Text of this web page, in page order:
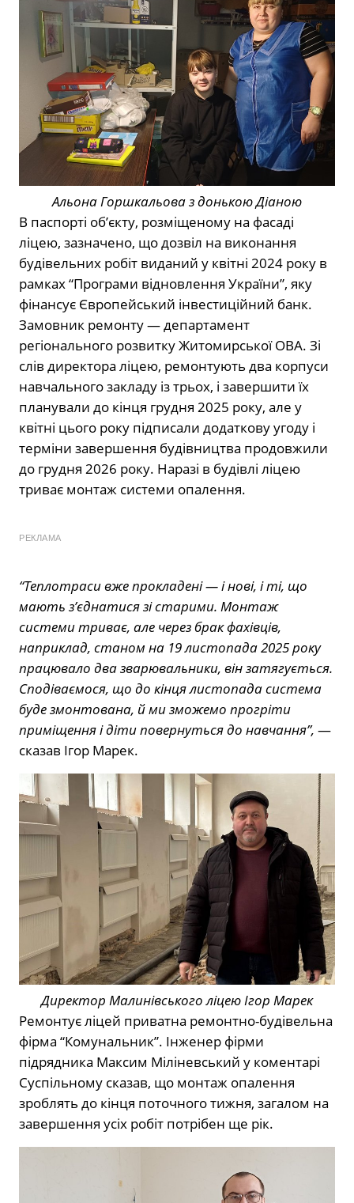
Альона Горшкальова з донькою Діаною
В паспорті об’єкту, розміщеному на фасаді
ліцею, зазначено, що дозвіл на виконання
будівельних робіт виданий у квітні 2024 року в
рамках “Програми відновлення України”, яку
фінансує Європейський інвестиційний банк.
Замовник ремонту — департамент
регіонального розвитку Житомирської ОВА. Зі
слів директора ліцею, ремонтують два корпуси
навчального закладу із трьох, і завершити їх
планували до кінця грудня 2025 року, але у
квітні цього року підписали додаткову угоду і
терміни завершення будівництва продовжили
до грудня 2026 року. Наразі в будівлі ліцею
триває монтаж системи опалення.
РЕКЛАМА
“Теплотраси вже прокладені — і нові, і ті, що
мають з’єднатися зі старими. Монтаж
системи триває, але через брак фахівців,
наприклад, станом на 19 листопада 2025 року
працювало два зварювальники, він затягується.
Сподіваємося, що до кінця листопада система
буде змонтована, й ми зможемо прогріти
приміщення і діти повернуться до навчання”, —
сказав Ігор Марек.
Директор Малинівського ліцею Ігор Марек
Ремонтує ліцей приватна ремонтно-будівельна
фірма “Комунальник”. Інженер фірми
підрядника Максим Міліневський у коментарі
Суспільному сказав, що монтаж опалення
зроблять до кінця поточного тижня, загалом на
завершення усіх робіт потрібен ще рік.